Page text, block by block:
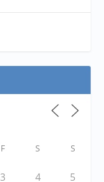
F S S
3 4 5